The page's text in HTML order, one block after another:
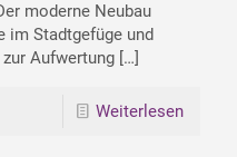
moderne Neubau
im Stadtgefüge und
Aufwertung […]
Weiterlesen